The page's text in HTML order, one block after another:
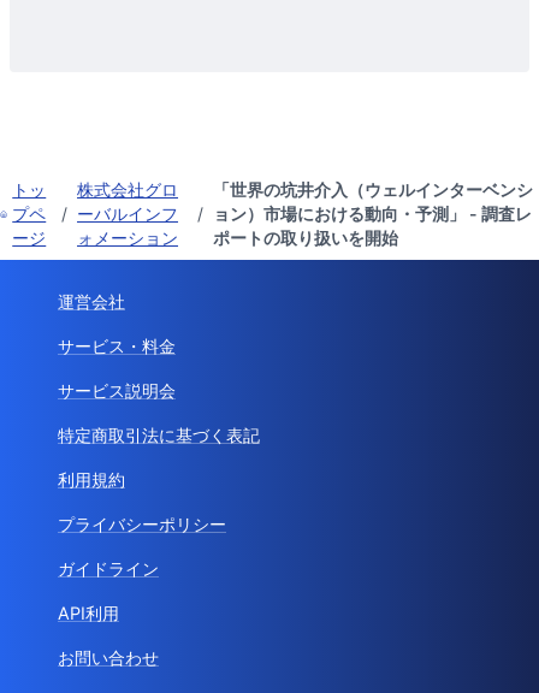
トッ
プペ
ージ
/
株式会社グロ
ーバルインフ
ォメーション
/
「世界の坑井介入（ウェルインターベンシ
ョン）市場における動向・予測」 - 調査レ
ポートの取り扱いを開始
運営会社
サービス・料金
サービス説明会
特定商取引法に基づく表記
利用規約
プライバシーポリシー
ガイドライン
API利用
お問い合わせ